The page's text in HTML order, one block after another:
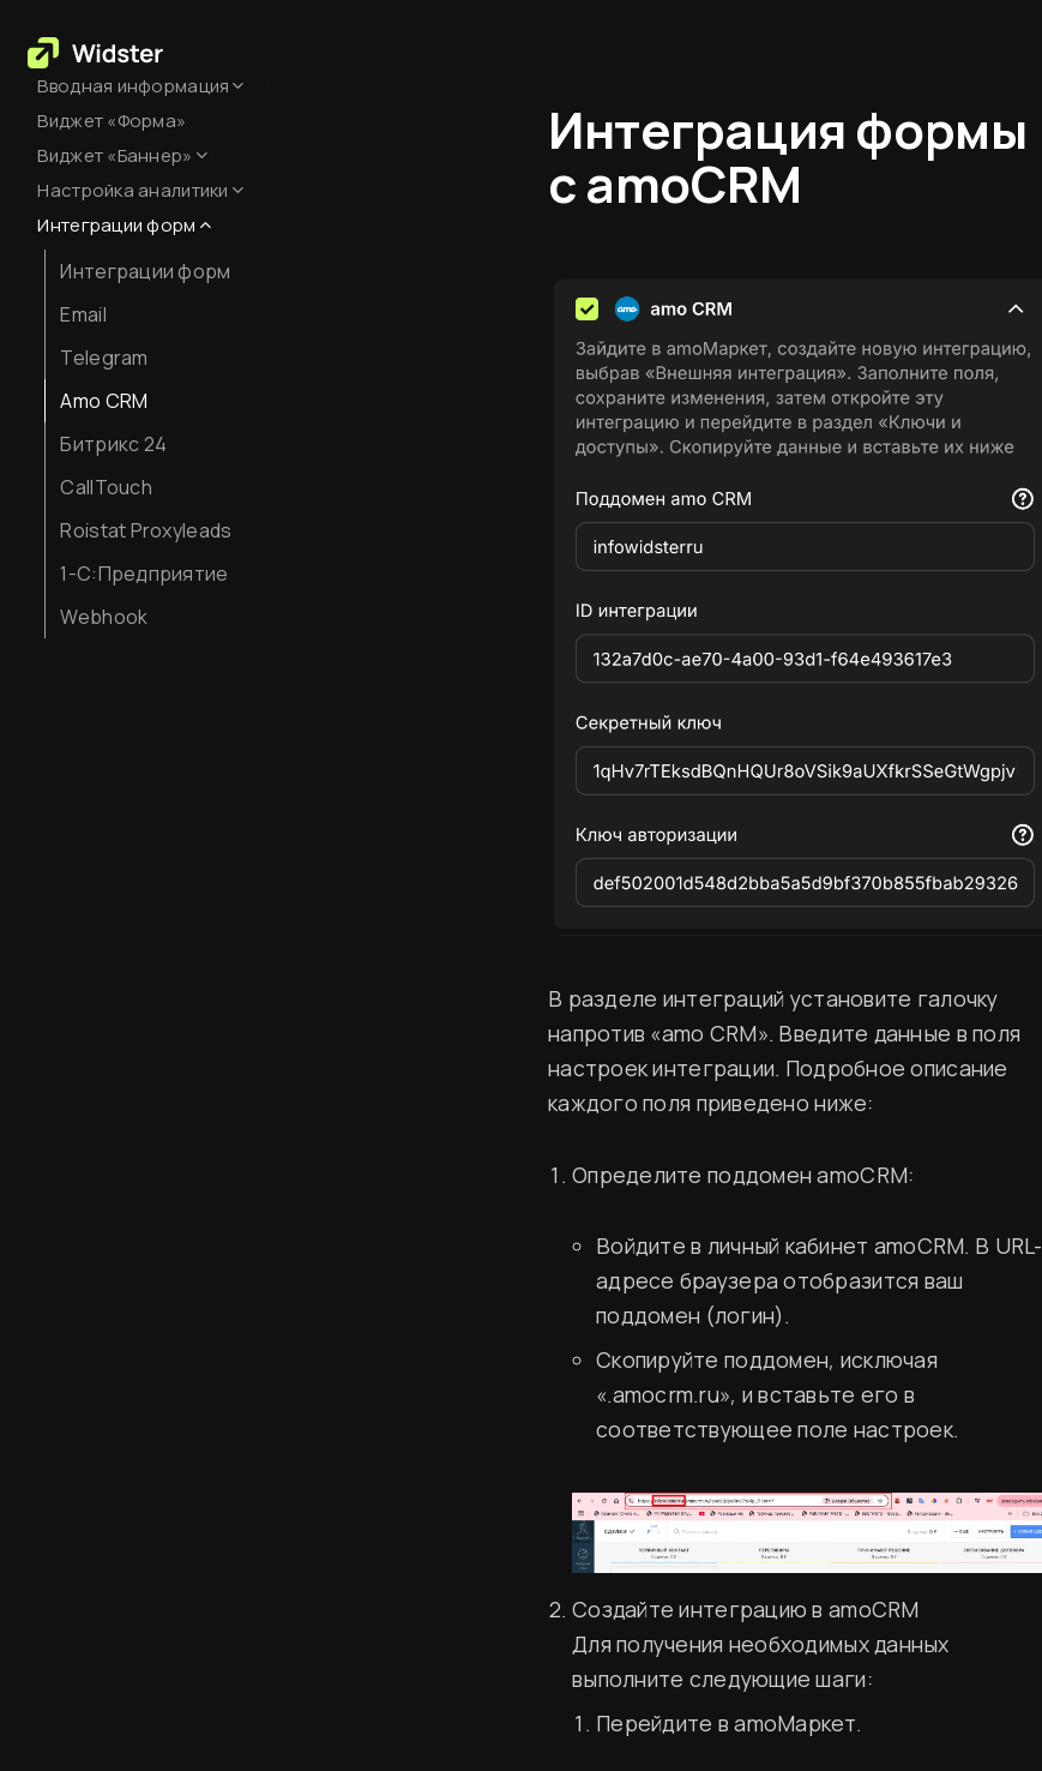
Вводная информация
База знаний
Оплата сервиса
Код виджета
Вставка кода на сайт
Виджет «Форма»
Виджет «Баннер»
Оформление
Настройка аналитики
Настройка Яндекс.Метрики
JavaScript-события для
целей
Как смотреть аналитику
Интеграции форм
Интеграции форм
Email
Telegram
Amo CRM
Битрикс 24
CallTouch
Roistat Proxyleads
1-С:Предприятие
Webhook
Интеграция формы
с amoCRM
В разделе интеграций установите галочку
напротив «amo CRM». Введите данные в поля
настроек интеграции. Подробное описание
каждого поля приведено ниже:
Определите поддомен amoCRM:
Войдите в личный кабинет amoCRM. В URL-
адресе браузера отобразится ваш
поддомен (логин).
Скопируйте поддомен, исключая
«.amocrm.ru», и вставьте его в
соответствующее поле настроек.
Создайте интеграцию в amoCRM
Для получения необходимых данных
выполните следующие шаги:
Перейдите в amoМаркет.